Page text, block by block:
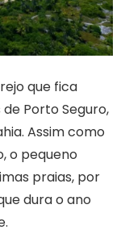
que fica
Porto Seguro,
Assim como
o pequeno
praias, por
dura o ano